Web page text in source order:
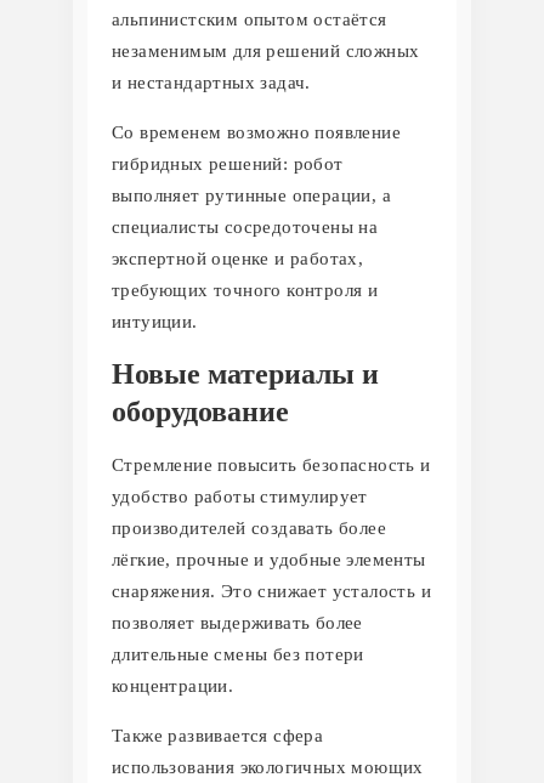
альпинистским опытом остаётся
незаменимым для решений сложных
и нестандартных задач.
Со временем возможно появление
гибридных решений: робот
выполняет рутинные операции, а
специалисты сосредоточены на
экспертной оценке и работах,
требующих точного контроля и
интуиции.
Новые материалы и
оборудование
Стремление повысить безопасность и
удобство работы стимулирует
производителей создавать более
лёгкие, прочные и удобные элементы
снаряжения. Это снижает усталость и
позволяет выдерживать более
длительные смены без потери
концентрации.
Также развивается сфера
использования экологичных моющих